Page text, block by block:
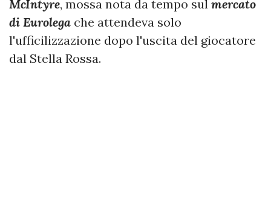
McIntyre, mossa nota da tempo sul mercato
di Eurolega che attendeva solo
l'ufficilizzazione dopo l'uscita del giocatore
dal Stella Rossa.